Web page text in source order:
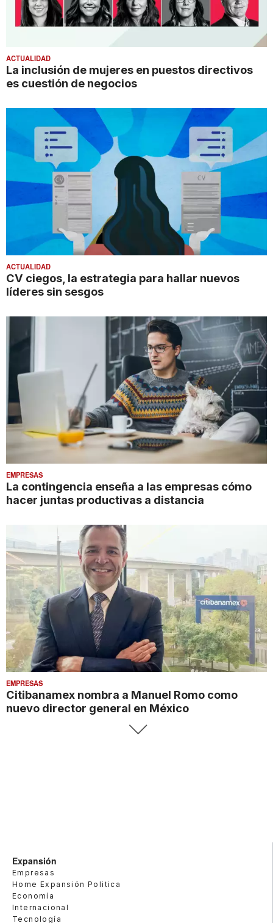
ACTUALIDAD
La inclusión de mujeres en puestos directivos
es cuestión de negocios
ACTUALIDAD
CV ciegos, la estrategia para hallar nuevos
líderes sin sesgos
EMPRESAS
La contingencia enseña a las empresas cómo
hacer juntas productivas a distancia
EMPRESAS
Citibanamex nombra a Manuel Romo como
nuevo director general en México
Expansión
Empresas
Home Expansión Politica
Economía
Internacional
Tecnología